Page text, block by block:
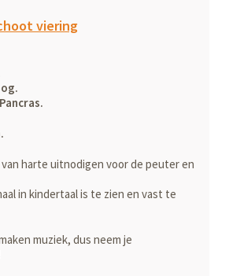
viering
harte uitnodigen voor de peuter en
in kindertaal is te zien en vast te
muziek, dus neem je